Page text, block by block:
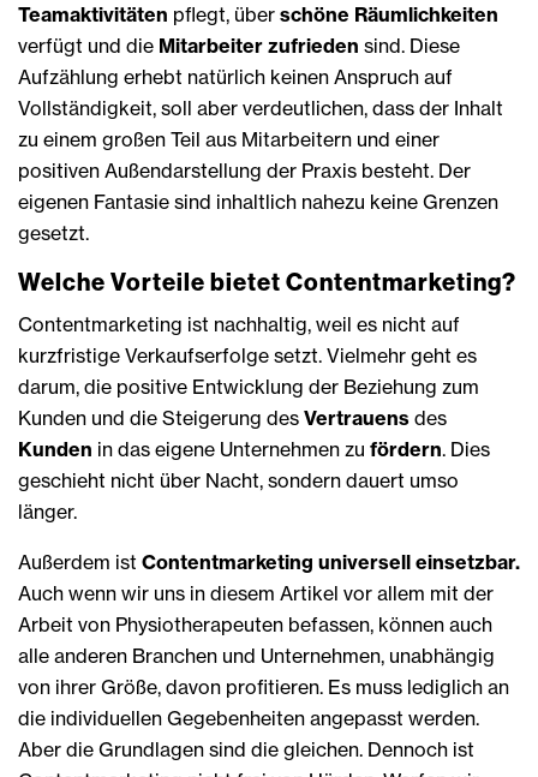
Teamaktivitäten pflegt, über schöne Räumlichkeiten
verfügt und die Mitarbeiter zufrieden sind. Diese
Aufzählung erhebt natürlich keinen Anspruch auf
Vollständigkeit, soll aber verdeutlichen, dass der Inhalt
zu einem großen Teil aus Mitarbeitern und einer
positiven Außendarstellung der Praxis besteht. Der
eigenen Fantasie sind inhaltlich nahezu keine Grenzen
gesetzt.
Welche Vorteile bietet Contentmarketing?
Contentmarketing ist nachhaltig, weil es nicht auf
kurzfristige Verkaufserfolge setzt. Vielmehr geht es
darum, die positive Entwicklung der Beziehung zum
Kunden und die Steigerung des Vertrauens des
Kunden in das eigene Unternehmen zu fördern. Dies
geschieht nicht über Nacht, sondern dauert umso
länger.
Außerdem ist Contentmarketing universell einsetzbar.
Auch wenn wir uns in diesem Artikel vor allem mit der
Arbeit von Physiotherapeuten befassen, können auch
alle anderen Branchen und Unternehmen, unabhängig
von ihrer Größe, davon profitieren. Es muss lediglich an
die individuellen Gegebenheiten angepasst werden.
Aber die Grundlagen sind die gleichen. Dennoch ist